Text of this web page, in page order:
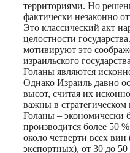
территориями. Но
фактически незаконно
Это классический акт
целостности
мотивируют это
израильского
Голаны являются
Однако Израиль давно
высот, считая их
важны в
Голаны – экономически
производится более 50
около четверти всех
экспортных), от 30 до